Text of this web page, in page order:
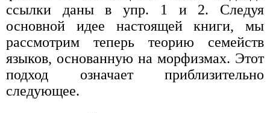
ссылки даны в упр. 1 и 2. Следуя
основной идее настоящей книги, мы
рассмотрим теперь теорию семейств
языков, основанную на морфизмах. Этот
подход означает приблизительно
следующее.